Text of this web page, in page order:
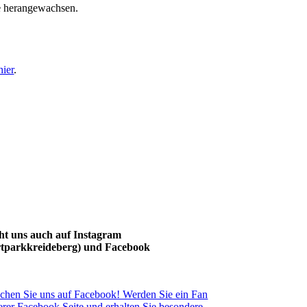
.
uns auch auf Instagram
und Facebook
Sie uns auf Facebook! Werden Sie ein Fan